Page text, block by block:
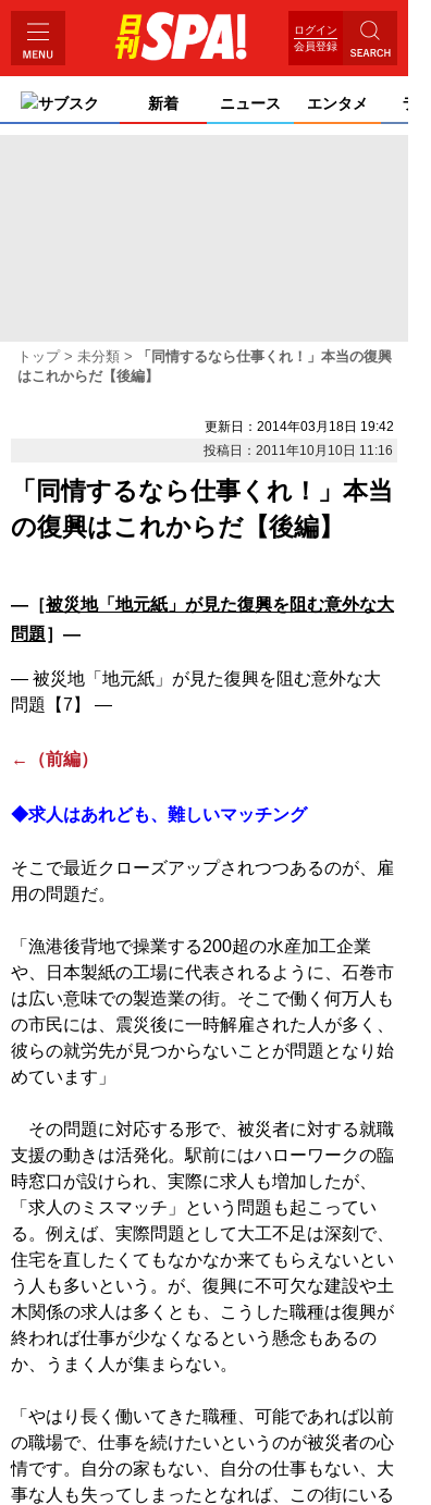
ログイン
会員登録
サブスク 新着 ニュース エンタメ ライ
トップ 未分類
「同情するなら仕事くれ！」本当の復興
はこれからだ【後編】
更新日：2014年03月18日 19:42
投稿日：2011年10月10日 11:16
「同情するなら仕事くれ！」本当
の復興はこれからだ【後編】
―［被災地「地元紙」が見た復興を阻む意外な大
問題］―
― 被災地「地元紙」が見た復興を阻む意外な大
問題【7】 ―
←（前編）
◆求人はあれども、難しいマッチング
そこで最近クローズアップされつつあるのが、雇
用の問題だ。
「漁港後背地で操業する200超の水産加工企業
や、日本製紙の工場に代表されるように、石巻市
は広い意味での製造業の街。そこで働く何万人も
の市民には、震災後に一時解雇された人が多く、
彼らの就労先が見つからないことが問題となり始
めています」
その問題に対応する形で、被災者に対する就職
支援の動きは活発化。駅前にはハローワークの臨
時窓口が設けられ、実際に求人も増加したが、
「求人のミスマッチ」という問題も起こってい
る。例えば、実際問題として大工不足は深刻で、
住宅を直したくてもなかなか来てもらえないとい
う人も多いという。が、復興に不可欠な建設や土
木関係の求人は多くとも、こうした職種は復興が
終われば仕事が少なくなるという懸念もあるの
か、うまく人が集まらない。
「やはり長く働いてきた職種、可能であれば以前
の職場で、仕事を続けたいというのが被災者の心
情です。自分の家もない、自分の仕事もない、大
事な人も失ってしまったとなれば、この街にいる